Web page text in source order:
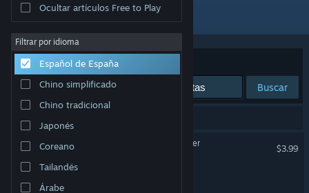
Acerca de
Soporte
Cambiar idioma
Descargar Steam Mobile
Ver versión clásica
Ocultar artículos Free to Play
Filtrar por idioma
Español de España
Chino simplificado
Chino tradicional
Japonés
Coreano
Tailandés
Árabe
Desarrollador: EF Games
Ordenar por Relevancia
Buscar
Stone to Silicon - Idle Clicker
$3.99